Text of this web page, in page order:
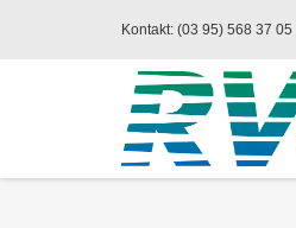
Kontakt: (03 95) 568 37 05 |